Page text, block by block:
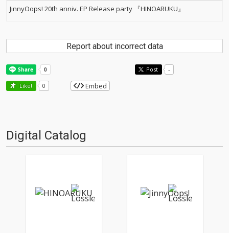
JinnyOops! 20th anniv. EP Release party 『HINOARUKU』
Report about incorrect data
Post -
Like! 0 Embed
Digital Catalog